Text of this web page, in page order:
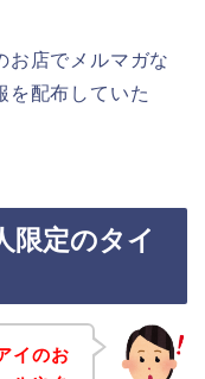
お店でメルマガな
を配布していた
限定のタイ
イのお